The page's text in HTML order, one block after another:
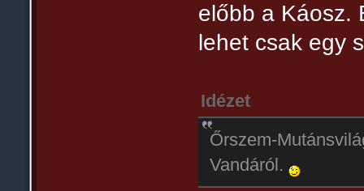
előbb a
lehet csak egy
Idézet
Őrszem-
Vandáról.